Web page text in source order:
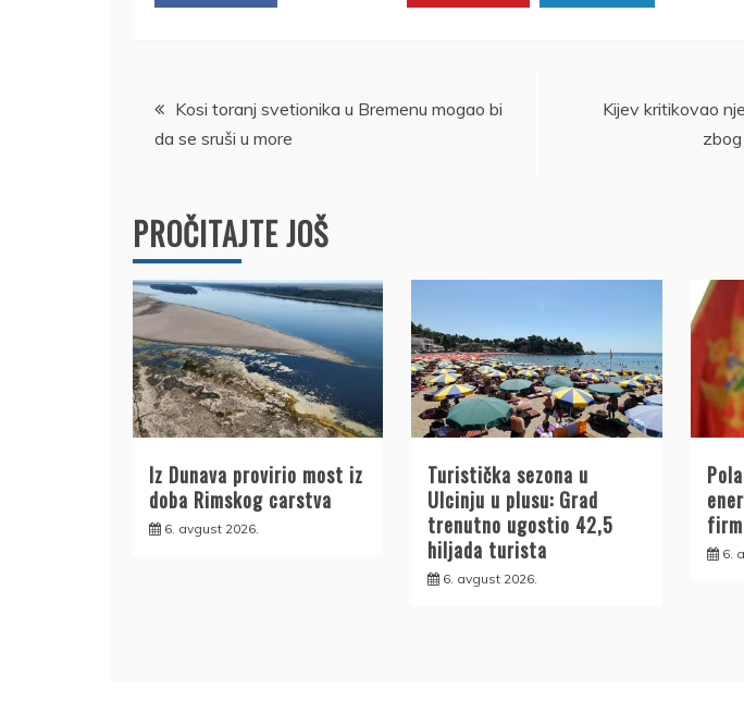
Kretanje
članka
Kosi toranj svetionika u Bremenu mogao bi
da se sruši u more
Kijev kritikovao
PROČITAJTE JOŠ
Iz Dunava provirio most iz
doba Rimskog carstva
6. avgust 2026.
Turistička sezona u
Ulcinju u plusu: Grad
trenutno ugostio 42,5
hiljada turista
6. avgust 2026.
6.